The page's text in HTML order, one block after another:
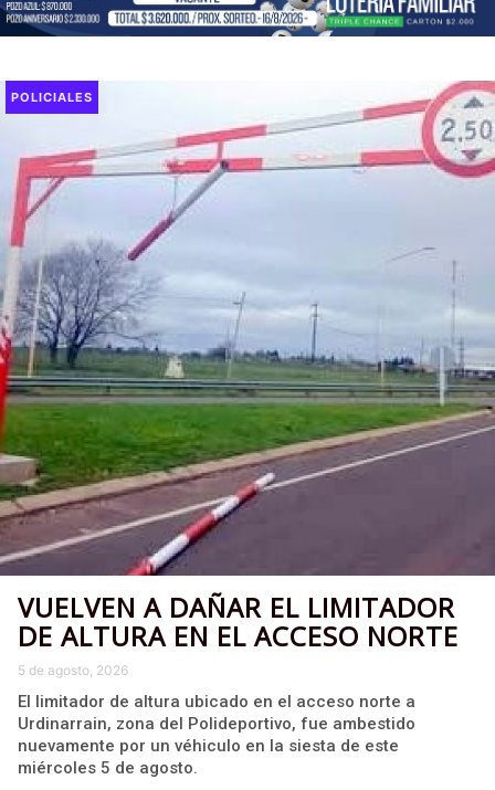
POLICIALES
VUELVEN A DAÑAR EL LIMITADOR
DE ALTURA EN EL ACCESO NORTE
5 de agosto, 2026
El limitador de altura ubicado en el acceso norte a
Urdinarrain, zona del Polideportivo, fue ambestido
nuevamente por un véhiculo en la siesta de este
miércoles 5 de agosto.